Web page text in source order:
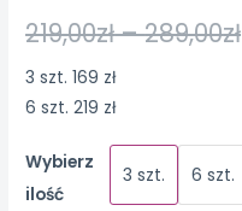
219,00zł–289,00zł
3 szt. 169 zł
6 szt. 219 zł
Wybierz
ilość
3 szt. 6 szt.